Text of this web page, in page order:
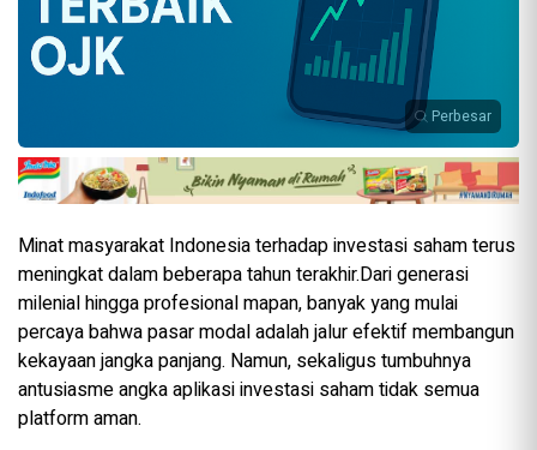
Perbesar
Minat masyarakat Indonesia terhadap investasi saham terus
meningkat dalam beberapa tahun terakhir.Dari generasi
milenial hingga profesional mapan, banyak yang mulai
percaya bahwa pasar modal adalah jalur efektif membangun
kekayaan jangka panjang. Namun, sekaligus tumbuhnya
antusiasme angka aplikasi investasi saham tidak semua
platform aman.